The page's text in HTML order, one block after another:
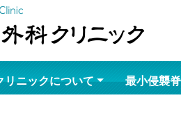
リニックについて 最小侵襲